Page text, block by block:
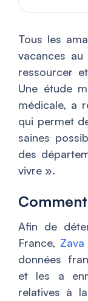
Tous les
vacances
ressourcer
Une étude
médicale, a
qui permet
saines
des
vivre ».
Comment
Afin de
France, Zava
données
et les a
relatives à